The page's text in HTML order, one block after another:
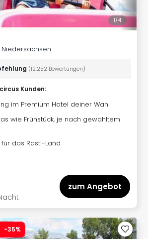
1/4
(12.252 Bewertungen)
Kunden:
im Premium Hotel deiner Wahl
wie Frühstück, je nach gewähltem
das Rasti-Land
zum Angebot
-35%